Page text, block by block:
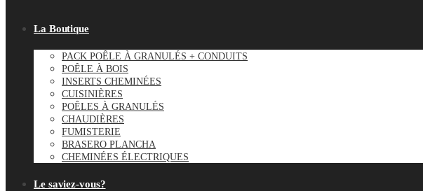
La Boutique
PACK POÊLE À GRANULÉS + CONDUITS
POÊLE À BOIS
INSERTS CHEMINÉES
CUISINIÈRES
POÊLES À GRANULÉS
CHAUDIÈRES
FUMISTERIE
BRASERO PLANCHA
CHEMINÉES ÉLECTRIQUES
Le saviez-vous?